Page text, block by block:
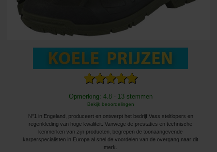
Opmerking: 4.8 - 13 stemmen
Bekijk beoordelingen
N°1 in Engeland, produceert en ontwerpt het bedrijf Vass steltlopers en
regenkleding van hoge kwaliteit. Vanwege de prestaties en technische
kenmerken van zijn producten, begrepen de toonaangevende
karperspecialisten in Europa al snel de voordelen van de overgang naar dit
merk.